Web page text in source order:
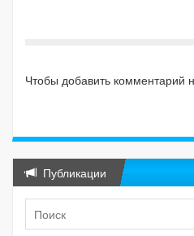
Чтобы добавить комментарий
Публикации